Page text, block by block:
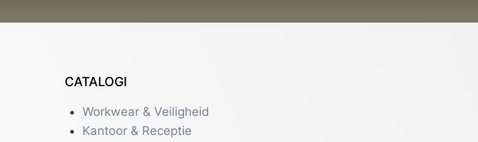
CATALOGI
Workwear & Veiligheid
Kantoor & Receptie